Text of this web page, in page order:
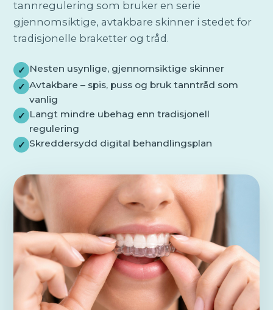
tannregulering som bruker en serie
gjennomsiktige, avtakbare skinner i stedet for
tradisjonelle braketter og tråd.
✓ Nesten usynlige, gjennomsiktige skinner
✓ Avtakbare – spis, puss og bruk tanntråd som
vanlig
✓ Langt mindre ubehag enn tradisjonell
regulering
✓ Skreddersydd digital behandlingsplan